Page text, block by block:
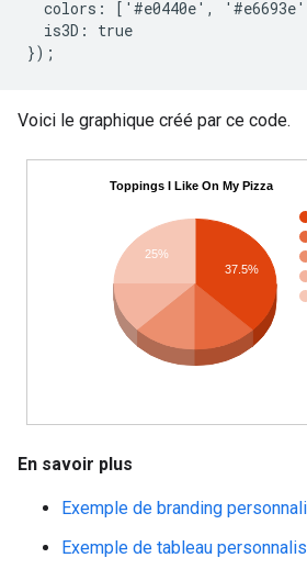
colors: ['#e0440e',
  is3D: true
Voici le graphique créé par ce code.
En savoir plus
Exemple de branding
Exemple de tableau